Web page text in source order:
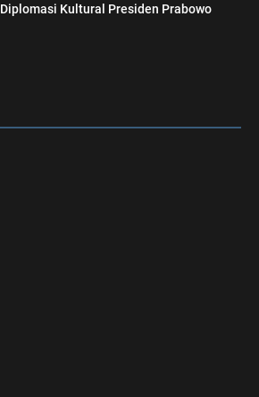
Diplomasi Kultural Presiden Prabowo